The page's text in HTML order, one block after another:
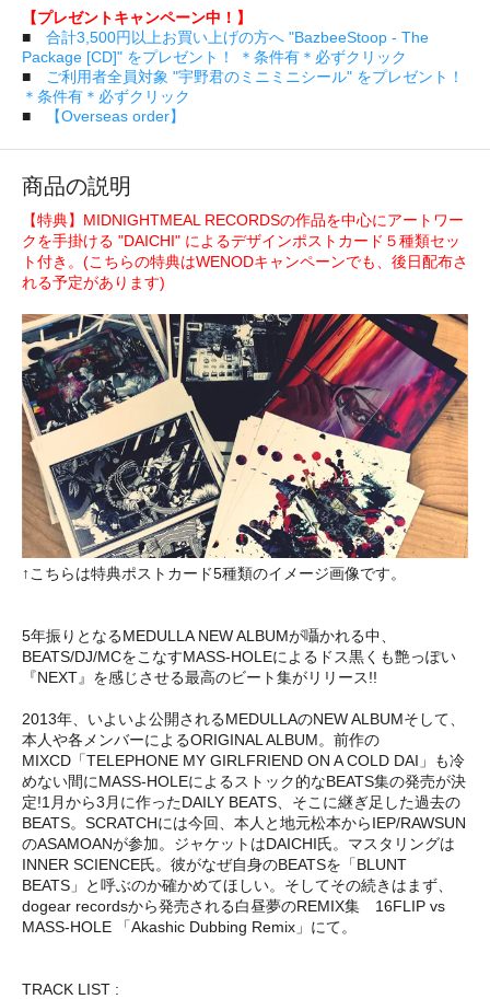
【プレゼントキャンペーン中！】
■ 合計3,500円以上お買い上げの方へ "BazbeeStoop - The
Package [CD]" をプレゼント！ ＊条件有＊必ずクリック
■
ご利用者全員対象 "宇野君のミニミニシール" をプレゼント！
＊条件有＊必ずクリック
■
【Overseas order】
商品の説明
【特典】MIDNIGHTMEAL RECORDSの作品を中心にアートワー
クを手掛ける "DAICHI" によるデザインポストカード５種類セッ
ト付き。(こちらの特典はWENODキャンペーンでも、後日配布さ
れる予定があります)
↑こちらは特典ポストカード5種類のイメージ画像です。
5年振りとなるMEDULLA NEW ALBUMが囁かれる中、
BEATS/DJ/MCをこなすMASS-HOLEによるドス黒くも艶っぽい
『NEXT』を感じさせる最高のビート集がリリース!!
2013年、いよいよ公開されるMEDULLAのNEW ALBUMそして、
本人や各メンバーによるORIGINAL ALBUM。前作の
MIXCD「TELEPHONE MY GIRLFRIEND ON A COLD DAI」も冷
めない間にMASS-HOLEによるストック的なBEATS集の発売が決
定!1月から3月に作ったDAILY BEATS、そこに継ぎ足した過去の
BEATS。SCRATCHには今回、本人と地元松本からIEP/RAWSUN
のASAMOANが参加。ジャケットはDAICHI氏。マスタリングは
INNER SCIENCE氏。彼がなぜ自身のBEATSを「BLUNT
BEATS」と呼ぶのか確かめてほしい。そしてその続きはまず、
dogear recordsから発売される白昼夢のREMIX集 16FLIP vs
MASS-HOLE 「Akashic Dubbing Remix」にて。
TRACK LIST :